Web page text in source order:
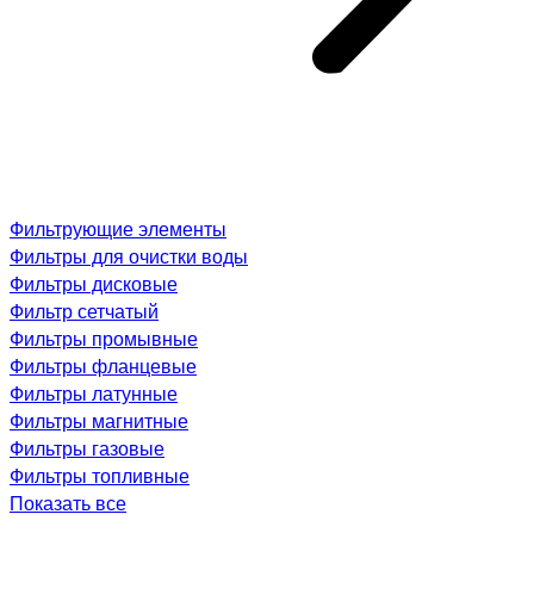
Фильтрующие элементы
Фильтры для очистки воды
Фильтры дисковые
Фильтр сетчатый
Фильтры промывные
Фильтры фланцевые
Фильтры латунные
Фильтры магнитные
Фильтры газовые
Фильтры топливные
Показать все